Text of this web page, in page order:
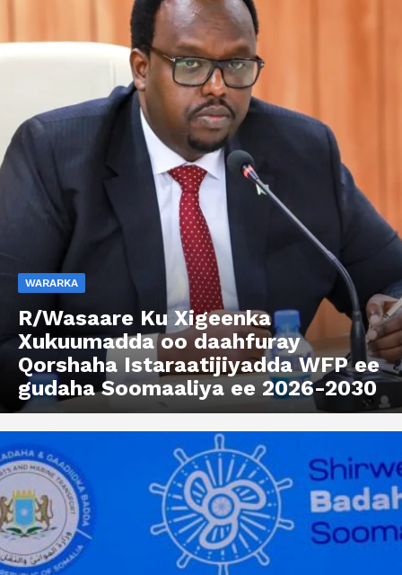
WARARKA
R/Wasaare Ku Xigeenka
Xukuumadda oo daahfuray
Qorshaha Istaraatijiyadda WFP ee
gudaha Soomaaliya ee 2026-2030